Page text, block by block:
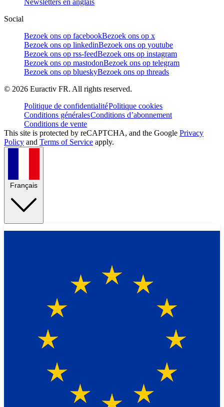
Newsletters en anglais
Social
Bezoek ons op facebookBezoek ons op x
Bezoek ons op linkedinBezoek ons op youtube
Bezoek ons op rss-feedBezoek ons op instagram
Bezoek ons op mastodonBezoek ons op telegram
Bezoek ons op blueskyBezoek ons op threads
© 2026 Euractiv FR. All rights reserved.
Politique de confidentialitéPolitique cookies
Conditions généralesConditions d’abonnement
Conditions de vente
This site is protected by reCAPTCHA, and the Google Privacy
Policy and Terms of Service apply.
Français